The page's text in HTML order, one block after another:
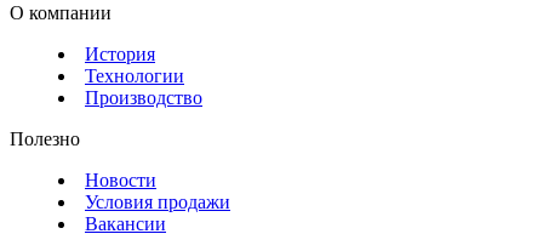
О компании
История
Технологии
Производство
Полезно
Новости
Условия продажи
Вакансии